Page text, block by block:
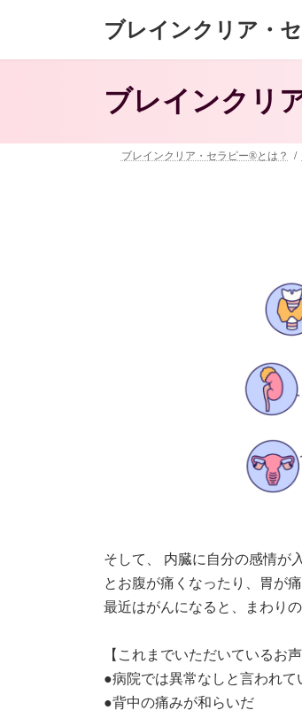
ン
ー
ブレインクリア・
ブレインクリ
ブレインクリア・セラピー®とは？
そして、 内臓に自分の感情が
とお腹が痛くなったり、胃が
最近はがんになると、まわり
【これまでいただいているお声
●病院では異常なしと言われ
●背中の痛みが和らいだ